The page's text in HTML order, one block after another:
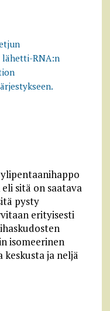
lähetti-RNA:n
sitä on saatava
pysty
erityisesti
isomeerinen
keskusta ja neljä